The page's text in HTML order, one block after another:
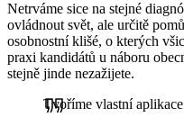
Netrváme sice na stejné
ovládnout svět, ale určitě
osobnostní klišé, o kterých
praxi kandidátů u náboru
stejně jinde nezažijete.
Tvoříme vlastní